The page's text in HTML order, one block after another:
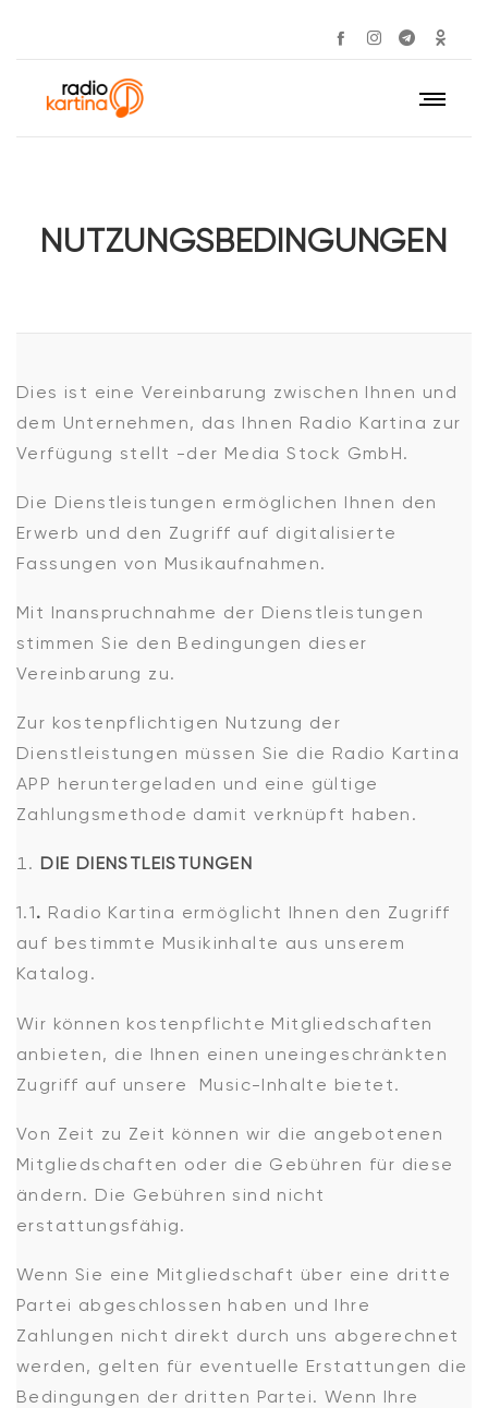
NUTZUNGSBEDINGUNGEN
Dies ist eine Vereinbarung zwischen Ihnen und
dem Unternehmen, das Ihnen Radio Kartina zur
Verfügung stellt -der Media Stock GmbH.
Die Dienstleistungen ermöglichen Ihnen den
Erwerb und den Zugriff auf digitalisierte
Fassungen von Musikaufnahmen.
Mit Inanspruchnahme der Dienstleistungen
stimmen Sie den Bedingungen dieser
Vereinbarung zu.
Zur kostenpflichtigen Nutzung der
Dienstleistungen müssen Sie die Radio Kartina
APP heruntergeladen und eine gültige
Zahlungsmethode damit verknüpft haben.
DIE DIENSTLEISTUNGEN
1.1. Radio Kartina ermöglicht Ihnen den Zugriff
auf bestimmte Musikinhalte aus unserem
Katalog.
Wir können kostenpflichte Mitgliedschaften
anbieten, die Ihnen einen uneingeschränkten
Zugriff auf unsere Music-Inhalte bietet.
Von Zeit zu Zeit können wir die angebotenen
Mitgliedschaften oder die Gebühren für diese
ändern. Die Gebühren sind nicht
erstattungsfähig.
Wenn Sie eine Mitgliedschaft über eine dritte
Partei abgeschlossen haben und Ihre
Zahlungen nicht direkt durch uns abgerechnet
werden, gelten für eventuelle Erstattungen die
Bedingungen der dritten Partei. Wenn Ihre